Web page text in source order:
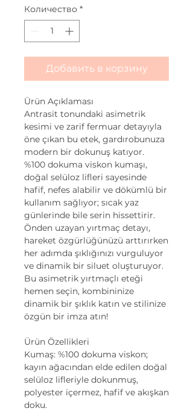
Количество *
Добавить в корзину
Ürün Açıklaması
Antrasit tonundaki asimetrik
kesimi ve zarif fermuar detayıyla
öne çıkan bu etek, gardırobunuza
modern bir dokunuş katıyor.
%100 dokuma viskon kumaşı,
doğal selüloz lifleri sayesinde
hafif, nefes alabilir ve dökümlü bir
kullanım sağlıyor; sıcak yaz
günlerinde bile serin hissettirir.
Önden uzayan yırtmaç detayı,
hareket özgürlüğünüzü arttırırken
her adımda şıklığınızı vurguluyor
ve dinamik bir siluet oluşturuyor.
Bu asimetrik yırtmaçlı eteği
hemen seçin, kombininize
dinamik bir şıklık katın ve stilinize
özgün bir imza atın!
Ürün Özellikleri
Kumaş: %100 dokuma viskon;
kayın ağacından elde edilen doğal
selüloz lifleriyle dokunmuş,
polyester içermez, hafif ve akışkan
doku.